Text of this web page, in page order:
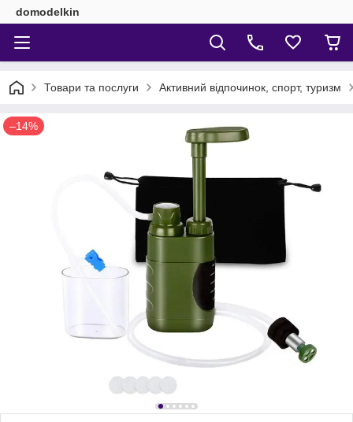
domodelkin
Товари та послуги Активний відпочинок, спорт, туризм
–14%